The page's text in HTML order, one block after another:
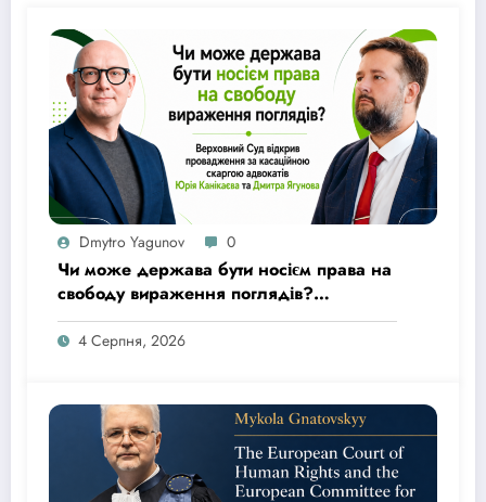
Dmytro Yagunov 0
Чи може держава бути носієм права на
свободу вираження поглядів?
Верховний Суд відкрив провадження
за касаційною скаргою адвокатів Юрія
4 Серпня, 2026